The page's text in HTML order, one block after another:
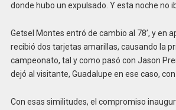
donde hubo un expulsado. Y esta noche no
Getsel Montes entró de cambio al 78’, y en
recibió dos tarjetas amarillas, causando la
campeonato, tal y como pasó con Jason
dejó al visitante, Guadalupe en ese caso,
Con esas similitudes, el compromiso